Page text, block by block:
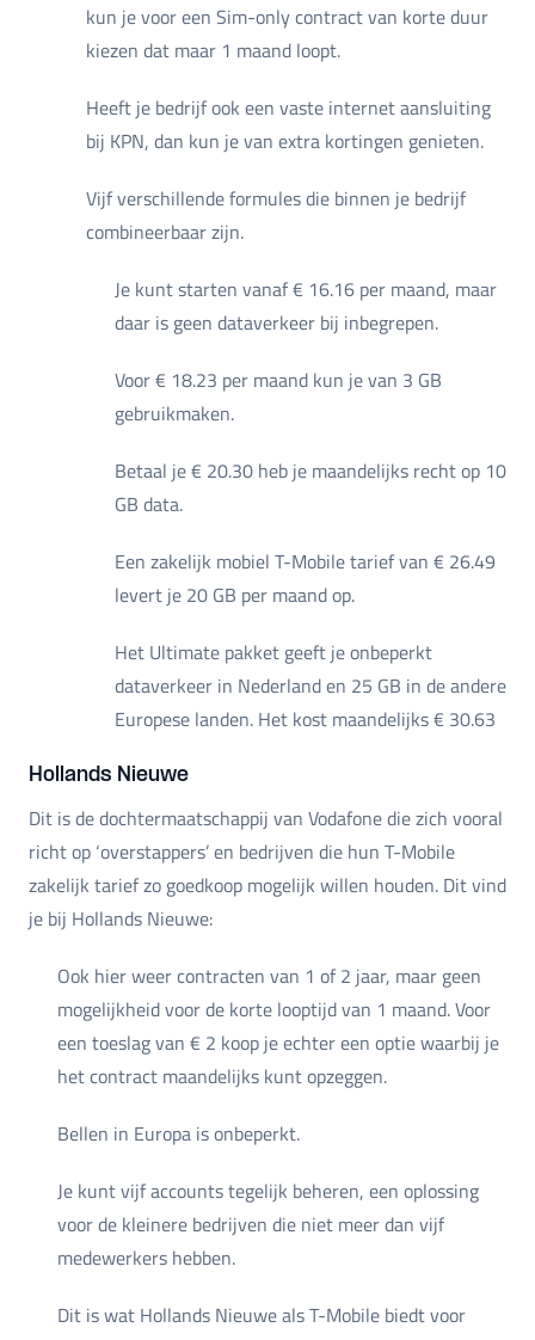
kun je voor een Sim-only contract van korte duur
kiezen dat maar 1 maand loopt.
Heeft je bedrijf ook een vaste internet aansluiting
bij KPN, dan kun je van extra kortingen genieten.
Vijf verschillende formules die binnen je bedrijf
combineerbaar zijn.
Je kunt starten vanaf € 16.16 per maand, maar
daar is geen dataverkeer bij inbegrepen.
Voor € 18.23 per maand kun je van 3 GB
gebruikmaken.
Betaal je € 20.30 heb je maandelijks recht op 10
GB data.
Een zakelijk mobiel T-Mobile tarief van € 26.49
levert je 20 GB per maand op.
Het Ultimate pakket geeft je onbeperkt
dataverkeer in Nederland en 25 GB in de andere
Europese landen. Het kost maandelijks € 30.63
Hollands Nieuwe
Dit is de dochtermaatschappij van Vodafone die zich vooral
richt op ‘overstappers’ en bedrijven die hun T-Mobile
zakelijk tarief zo goedkoop mogelijk willen houden. Dit vind
je bij Hollands Nieuwe:
Ook hier weer contracten van 1 of 2 jaar, maar geen
mogelijkheid voor de korte looptijd van 1 maand. Voor
een toeslag van € 2 koop je echter een optie waarbij je
het contract maandelijks kunt opzeggen.
Bellen in Europa is onbeperkt.
Je kunt vijf accounts tegelijk beheren, een oplossing
voor de kleinere bedrijven die niet meer dan vijf
medewerkers hebben.
Dit is wat Hollands Nieuwe als T-Mobile biedt voor